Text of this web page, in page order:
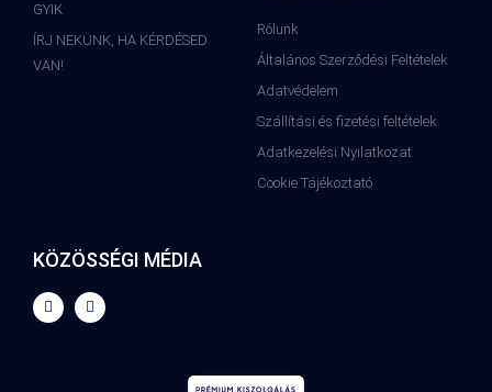
GYIK
ÍRJ NEKÜNK, HA KÉRDÉSED
VAN!
Rólunk
Általános Szerződési Feltételek
Adatvédelem
Szállítási és fizetési feltételek
Adatkezelési Nyilatkozat
Cookie Tájékoztató
KÖZÖSSÉGI MÉDIA